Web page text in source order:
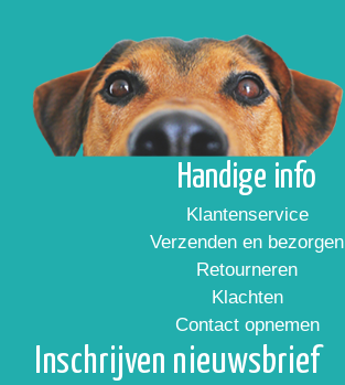
Handige info
Klantenservice
Verzenden en bezorgen
Retourneren
Klachten
Contact opnemen
Inschrijven nieuwsbrief